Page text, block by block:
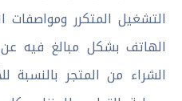
التشغيل المتكرر ومواصفات
الهاتف بشكل مبالغ فيه عن
الشراء من المتجر بالنسبة